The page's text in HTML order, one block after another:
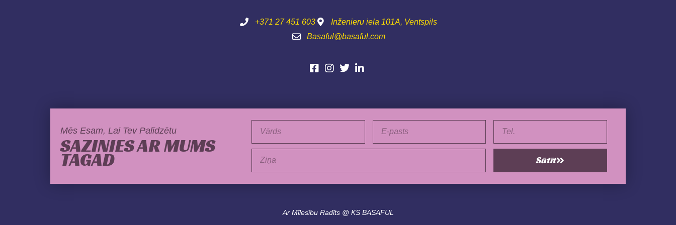
+371 27 451 603
Inženieru iela 101A, Ventspils
Basaful@basaful.com
Mēs Esam, Lai Tev Palīdzētu
SAZINIES AR MUMS
TAGAD
Vārds Tel.
Ziņa Sūtīt
Ar Mīlesību Radīts @ KS BASAFUL